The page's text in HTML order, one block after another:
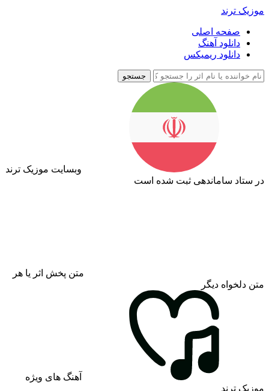
موزیک ترند
صفحه اصلی
دانلود آهنگ
دانلود ریمیکس
جستجو
وبسایت موزیک ترند
در ستاد ساماندهی ثبت شده است
متن پخش اثر یا هر
متن دلخواه دیگر
آهنگ های ویژه
موزیک ترند